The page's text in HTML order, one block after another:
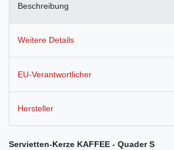
Beschreibung
Weitere Details
EU-Verantwortlicher
Hersteller
Servietten-Kerze KAFFEE - Quader S